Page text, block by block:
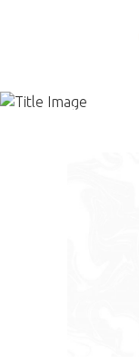
Archive